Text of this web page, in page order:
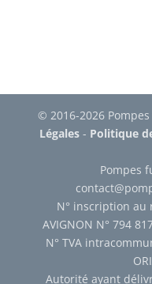
© 2016-2026
Légales- Politique
Pompes
N° inscription au
AVIGNON N° 794
N° TVA
Autorité ayant